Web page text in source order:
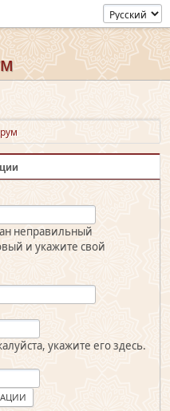
неправильный
и укажите свой
укажите его здесь.